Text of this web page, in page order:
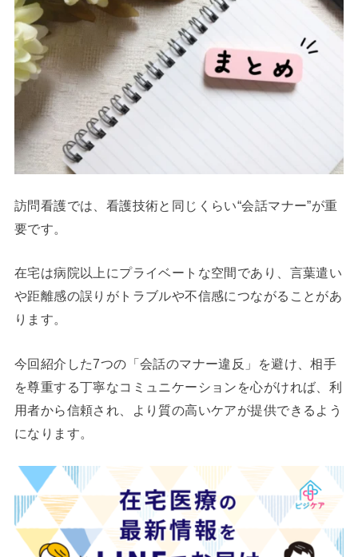
訪問看護では、看護技術と同じくらい“会話マナー”が重
要です。
在宅は病院以上にプライベートな空間であり、言葉遣い
や距離感の誤りがトラブルや不信感につながることがあ
ります。
今回紹介した7つの「会話のマナー違反」を避け、相手
を尊重する丁寧なコミュニケーションを心がければ、利
用者から信頼され、より質の高いケアが提供できるよう
になります。